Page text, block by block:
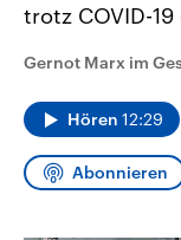
Sendungen
Audio-Archiv
trotz COVID-
Gernot Marx im
Hören 12:29
Abonnieren